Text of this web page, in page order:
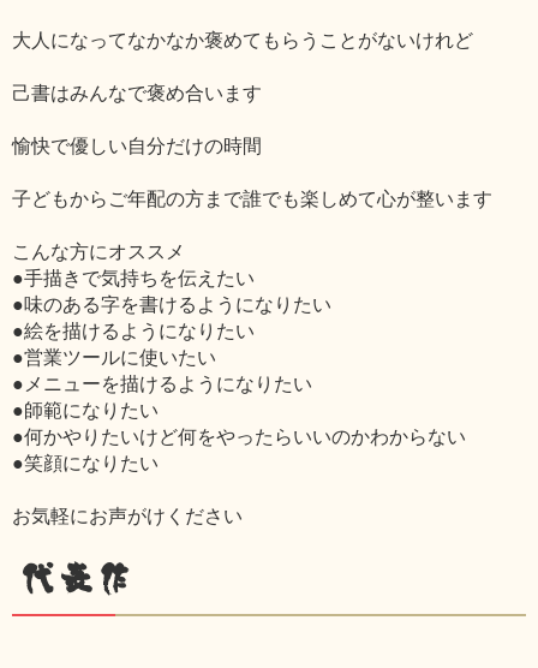
大人になってなかなか褒めてもらうことがないけれど
己書はみんなで褒め合います
愉快で優しい自分だけの時間
子どもからご年配の方まで誰でも楽しめて心が整います
こんな方にオススメ
●手描きで気持ちを伝えたい
●味のある字を書けるようになりたい
●絵を描けるようになりたい
●営業ツールに使いたい
●メニューを描けるようになりたい
●師範になりたい
●何かやりたいけど何をやったらいいのかわからない
●笑顔になりたい
お気軽にお声がけください
代表作